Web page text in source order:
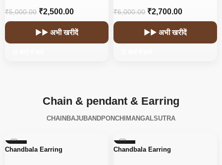
₹5,000.00 ₹2,500.00
▶▶ अभी खरीदें
₹6,000.00 ₹2,700.00
▶▶ अभी खरीदें
Chain & pendant & Earring
CHAIN BAJUBANDPONCHI MANGALSUTRA
-44%
Chandbala Earring
-44%
Chandbala Earring